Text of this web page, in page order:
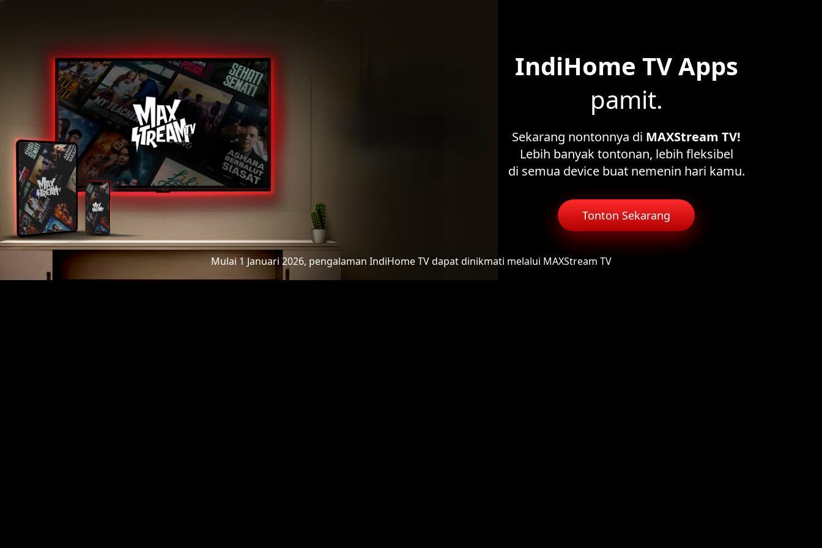
IndiHome TV Apps
pamit.
Sekarang nontonnya di MAXStream TV!
Lebih banyak tontonan, lebih fleksibel
di semua device buat nemenin hari kamu.
Tonton Sekarang
Mulai 1 Januari 2026, pengalaman IndiHome TVdapat dinikmati melalui MAXStream TV